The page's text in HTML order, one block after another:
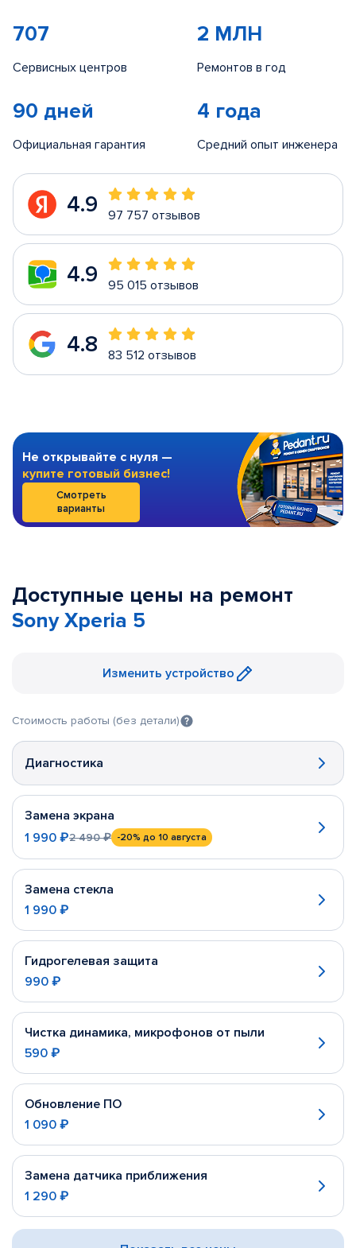
707
Сервисных центров
2 МЛН
Ремонтов в год
90 дней
Официальная гарантия
4 года
Средний опыт инженера
4.9 97 757 отзывов
4.9 95 015 отзывов
4.8 83 512 отзывов
Не открывайте с нуля —
купите готовый бизнес!
Смотреть
варианты
Доступные цены на ремонт
Sony Xperia 5
Изменить устройство
Стоимость работы (без детали)
Диагностика
Замена экрана
1 990 ₽2 490 ₽ -20% до 10 августа
Замена стекла
1 990 ₽
Гидрогелевая защита
990 ₽
Чистка динамика, микрофонов от пыли
590 ₽
Обновление ПО
1 090 ₽
Замена датчика приближения
1 290 ₽